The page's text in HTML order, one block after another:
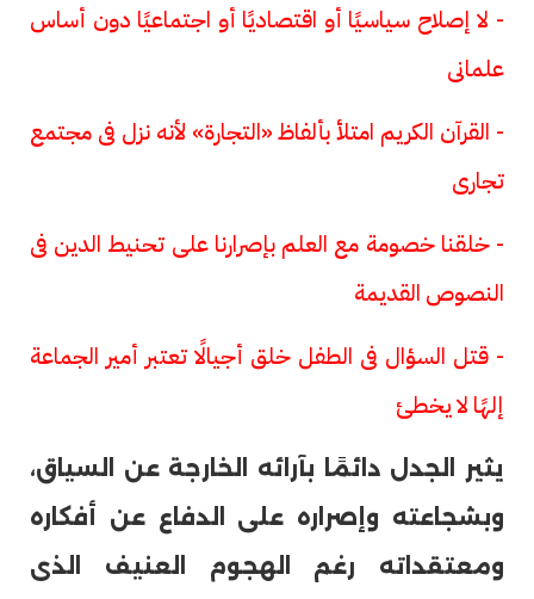
- لا إصلاح سياسيًا أو اقتصاديًا أو اجتماعيًا دون أساس
علمانى
- القرآن الكريم امتلأ بألفاظ «التجارة» لأنه نزل فى مجتمع
تجارى
- خلقنا خصومة مع العلم بإصرارنا على تحنيط الدين فى
النصوص القديمة
- قتل السؤال فى الطفل خلق أجيالًا تعتبر أمير الجماعة
إلهًا لا يخطئ
يثير الجدل دائمًا بآرائه الخارجة عن السياق،
وبشجاعته وإصراره على الدفاع عن أفكاره
ومعتقداته رغم الهجوم العنيف الذى